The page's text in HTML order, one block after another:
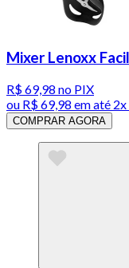
Mixer Lenoxx
R$ 69,98 no PIX
ou R$ 69,98 em até 2x
COMPRAR AGORA